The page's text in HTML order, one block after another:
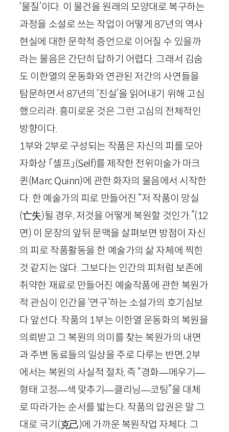
‘물질’이다. 이 물건을 원래의 모양대로 복구하는
과정을 소설로 쓰는 작업이 어떻게 87년의 역사
현실에 대한 문학적 증언으로 이어질 수 있을까
라는 물음은 간단히 답하기 어렵다. 그래서 김숨
도 이한열의 운동화와 연관된 저간의 사연들을
탐문하면서 87년의 ‘진실’을 읽어내기 위해 고심
했으리라. 흥미로운 것은 그런 고심의 전체적인
방향이다.
1부와 2부로 구성되는 작품은 자신의 피를 모아
자화상 「셀프」(Self)를 제작한 전위미술가 마크
퀸(Marc Quinn)에 관한 화자의 물음에서 시작한
다. 한 예술가의 피로 만들어진 “저 작품이 망실
(亡失)될 경우, 저것을 어떻게 복원할 것인가.”(12
면) 이 문장의 앞뒤 문맥을 살펴보면 방점이 자신
의 피로 작품활동을 한 예술가의 삶 자체에 찍힌
것 같지는 않다. 그보다는 인간의 피처럼 보존에
취약한 재료로 만들어진 예술작품에 관한 복원가
적 관심이 인간을 ‘연구’하는 소설가의 호기심보
다 앞선다. 작품의 1부는 이한열 운동화의 복원을
의뢰받고 그 복원의 의미를 찾는 복원가의 내면
과 주변 동료들의 일상을 주로 다루는 반면,2부
에서는 복원의 사실적 절차, 즉 “경화—메우기—
형태 고정—색 맞추기—클리닝—코팅”을 대체
로 따라가는 순서를 밟는다. 작품의 압권은 말 그
대로 극기 (克己)에 가까운 복원작업 자체다. 그